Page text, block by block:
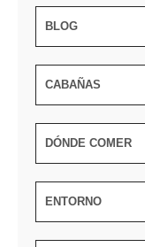
BLOG
CABAÑAS
DÓNDE COMER
ENTORNO